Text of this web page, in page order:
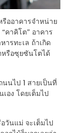
รืออาคารจำหน่าย
คาคิโต” อาคาร
ารทะเล ถ้าเกิด
หรือซุยซันโตได้
นนไป 1 สายเป็นที่
อง โดยเต็มไป
วันแม่ จะเต็มไป